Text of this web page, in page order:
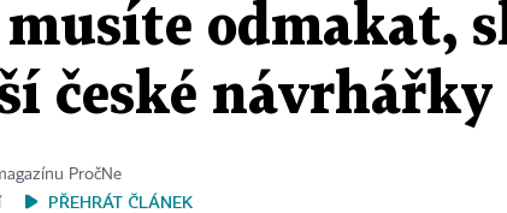
musíte odmakat,
české návrhářky
PročNe
PŘEHRÁT ČLÁNEK